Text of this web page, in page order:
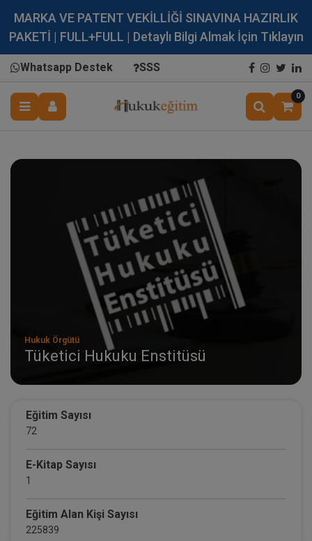
MARKA VE PATENT VEKİLLİĞİ SINAVINA HAZIRLIK
PAKETİ | FULL+FULL | Detaylı Bilgi Almak İçin Tıklayın
Whatsapp Destek SSS
0
Hukuk Örgütü
Tüketici Hukuku Enstitüsü
Eğitim Sayısı
72
E-Kitap Sayısı
1
Eğitim Alan Kişi Sayısı
225839